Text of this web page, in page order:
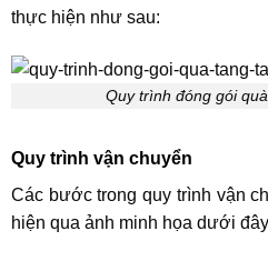
thực hiện như sau:
Quy trình đóng gói
Quy trình vận chuyển
Các bước trong quy trình vận
hiện qua ảnh minh họa dưới